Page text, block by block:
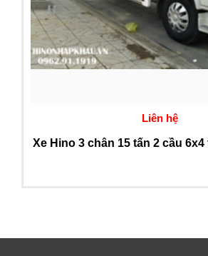
Liên hệ
Xe Hino 3 chân 15 tấn 2 cầu